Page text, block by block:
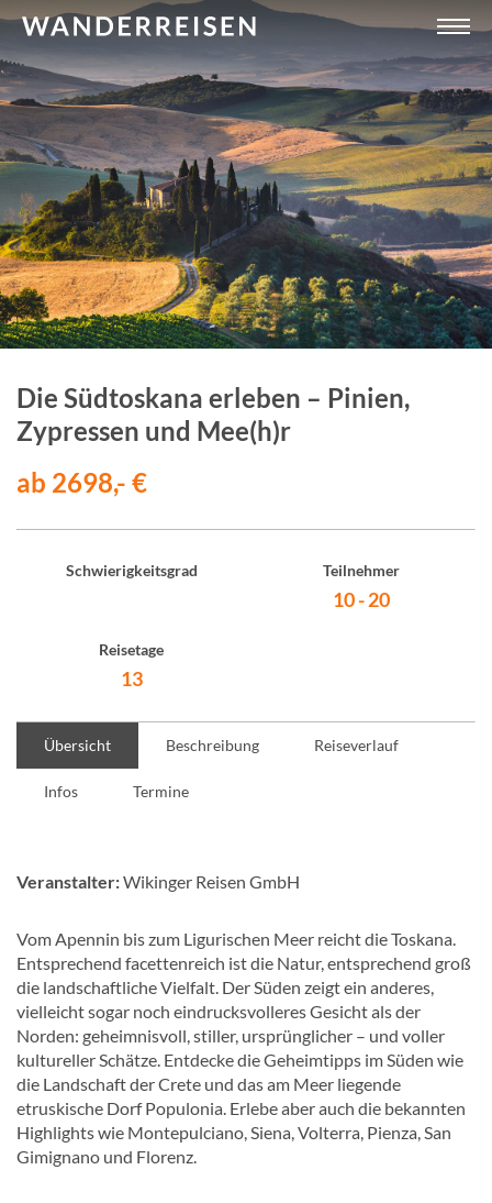
Die Südtoskana erleben – Pinien,
Zypressen und Mee(h)r
ab 2698,- €
Schwierigkeitsgrad Teilnehmer
10 - 20
Reisetage
13
Übersicht Beschreibung Reiseverlauf
Infos Termine
Veranstalter:Wikinger Reisen GmbH
Vom Apennin bis zum Ligurischen Meer reicht die Toskana.
Entsprechend facettenreich ist die Natur, entsprechend groß
die landschaftliche Vielfalt. Der Süden zeigt ein anderes,
vielleicht sogar noch eindrucksvolleres Gesicht als der
Norden: geheimnisvoll, stiller, ursprünglicher – und voller
kultureller Schätze. Entdecke die Geheimtipps im Süden wie
die Landschaft der Crete und das am Meer liegende
etruskische Dorf Populonia. Erlebe aber auch die bekannten
Highlights wie Montepulciano, Siena, Volterra, Pienza, San
Gimignano und Florenz.